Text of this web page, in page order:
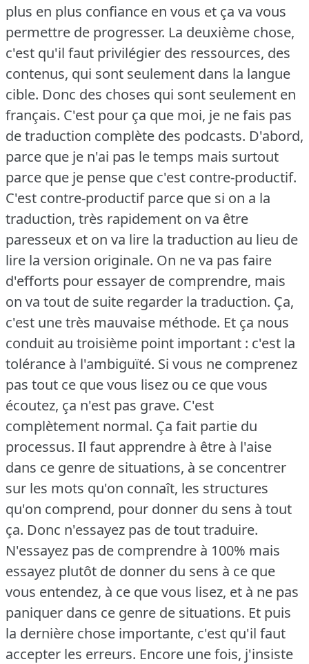
plus en plus confiance en vous et ça va vous
permettre de progresser. La deuxième chose,
c'est qu'il faut privilégier des ressources, des
contenus, qui sont seulement dans la langue
cible. Donc des choses qui sont seulement en
français. C'est pour ça que moi, je ne fais pas
de traduction complète des podcasts. D'abord,
parce que je n'ai pas le temps mais surtout
parce que je pense que c'est contre-productif.
C'est contre-productif parce que si on a la
traduction, très rapidement on va être
paresseux et on va lire la traduction au lieu de
lire la version originale. On ne va pas faire
d'efforts pour essayer de comprendre, mais
on va tout de suite regarder la traduction. Ça,
c'est une très mauvaise méthode. Et ça nous
conduit au troisième point important : c'est la
tolérance à l'ambiguïté. Si vous ne comprenez
pas tout ce que vous lisez ou ce que vous
écoutez, ça n'est pas grave. C'est
complètement normal. Ça fait partie du
processus. Il faut apprendre à être à l'aise
dans ce genre de situations, à se concentrer
sur les mots qu'on connaît, les structures
qu'on comprend, pour donner du sens à tout
ça. Donc n'essayez pas de tout traduire.
N'essayez pas de comprendre à 100% mais
essayez plutôt de donner du sens à ce que
vous entendez, à ce que vous lisez, et à ne pas
paniquer dans ce genre de situations. Et puis
la dernière chose importante, c'est qu'il faut
accepter les erreurs. Encore une fois, j'insiste